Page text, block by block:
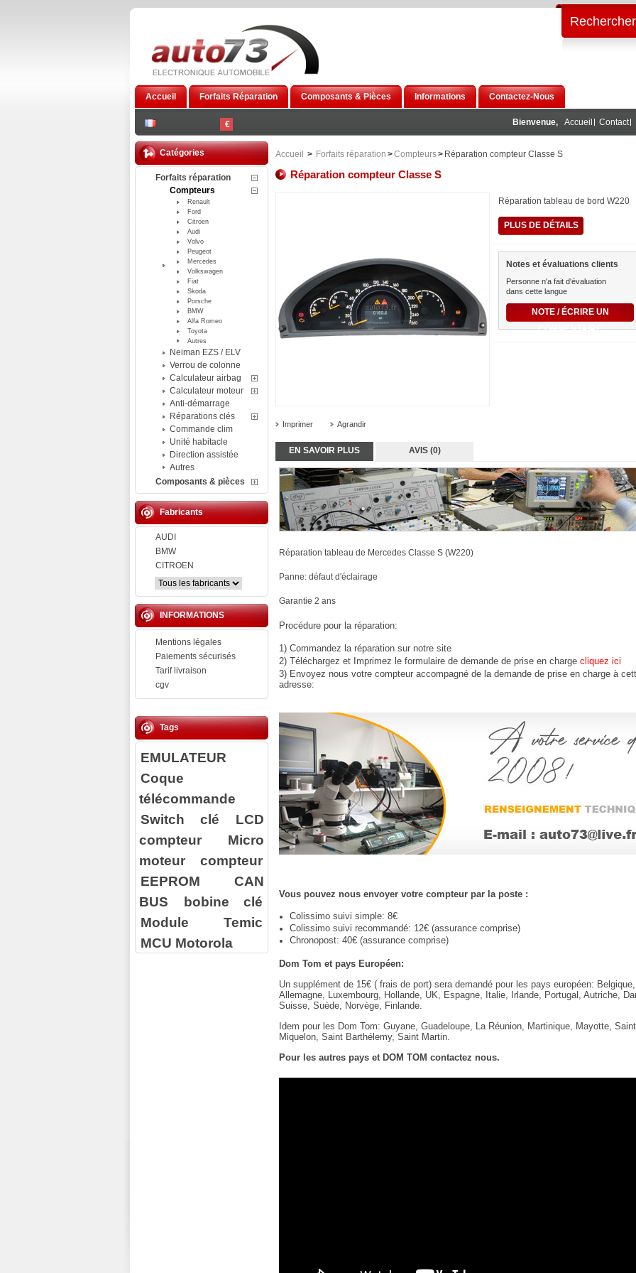
€
Accueil Forfaits Réparation Composants & Pièces Informations Contactez-Nous
Bienvenue, Accueil Contact
Rechercher
Catégories
Forfaits réparation
Compteurs
Renault
Ford
Citroen
Audi
Volvo
Peugeot
Mercedes
Volkswagen
Fiat
Skoda
Porsche
BMW
Alfa Romeo
Toyota
Autres
Neiman EZS / ELV
Verrou de colonne
Calculateur airbag
Calculateur moteur
Anti-démarrage
Réparations clés
Commande clim
Unité habitacle
Direction assistée
Autres
Composants & pièces
Fabricants
AUDI
BMW
CITROEN
INFORMATIONS
Mentions légales
Paiements sécurisés
Tarif livraison
cgv
Tags
EMULATEUR
Coque
télécommande
Switch clé
LCD
compteur
Micro
moteur compteur
EEPROM
CAN
BUS
bobine clé
Module Temic
MCU Motorola
Accueil > Forfaits réparation >Compteurs> Réparation compteur Classe S
Réparation compteur Classe S
Imprimer Agrandir
Réparation tableau de bord W220
PLUS DE DÉTAILS
Notes et évaluations clients
Personne n'a fait d'évaluation
dans cette langue
NOTE / ÉCRIRE UN
COMMENTAIRE
EN SAVOIR PLUS AVIS (0)
Réparation tableau de Mercedes Classe S (W220)
Panne: défaut d'éclairage
Garantie 2 ans
Procédure pour la réparation:
1) Commandez la réparation sur notre site
2) Téléchargez et Imprimez le formulaire de demande de prise en charge cliquez ici
3) Envoyez nous votre compteur accompagné de la demande de prise en charge à
adresse:
Vous pouvez nous envoyer votre compteur par la poste :
Colissimo suivi simple: 8€
Colissimo suivi recommandé: 12€ (assurance comprise)
Chronopost: 40€ (assurance comprise)
Dom Tom et pays Européen:
Un supplément de 15€ ( frais de port) sera demandé pour les pays européen: Belgique,
Allemagne, Luxembourg, Hollande, UK, Espagne, Italie, Irlande, Portugal, Autriche,
Suisse, Suède, Norvège, Finlande.
Idem pour les Dom Tom: Guyane, Guadeloupe, La Réunion, Martinique, Mayotte,
Miquelon, Saint Barthélemy, Saint Martin.
Pour les autres pays et DOM TOM contactez nous.